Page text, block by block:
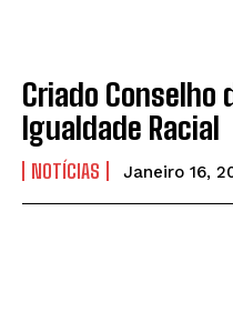
Criado Conselho
Igualdade Racial
NOTÍCIAS Janeiro 16,